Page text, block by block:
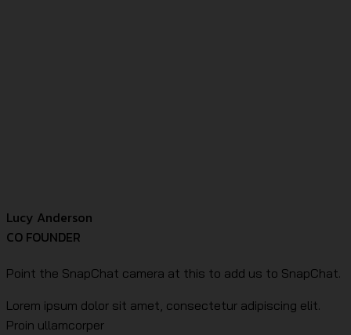
Lucy Anderson
CO FOUNDER
Point the SnapChat camera at this to add us to SnapChat.
Lorem ipsum dolor sit amet, consectetur adipiscing elit.
Proin ullamcorper